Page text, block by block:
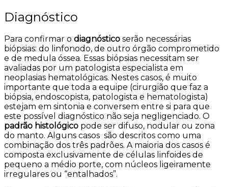
Diagnóstico
Para confirmar o diagnóstico serão necessárias
biópsias: do linfonodo, de outro órgão comprometido
e de medula óssea. Essas biópsias necessitam ser
avaliadas por um patologista especialista em
neoplasias hematológicas. Nestes casos, é muito
importante que toda a equipe (cirurgião que faz a
biópsia, endoscopista, patologista e hematologista)
estejam em sintonia e conversem entre si para que
este possível diagnóstico não seja negligenciado. O
padrão histológico pode ser difuso, nodular ou zona
do manto. Alguns casos são descritos como uma
combinação dos três padrões. A maioria dos casos é
composta exclusivamente de células linfoides de
pequeno a médio porte, com núcleos ligeiramente
irregulares ou “entalhados”.